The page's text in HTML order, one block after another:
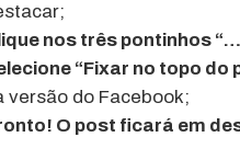
nos três pontinhos
“Fixar no topo do
versão do Facebook;
O post ficará em